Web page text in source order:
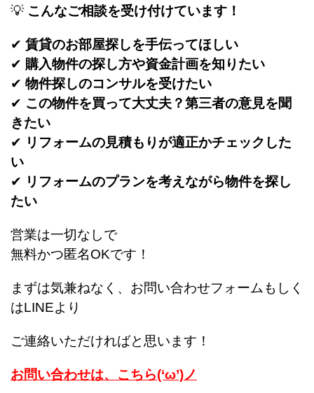
💡 こんなご相談を受け付けています！
✔ 賃貸のお部屋探しを手伝ってほしい
✔ 購入物件の探し方や資金計画を知りたい
✔ 物件探しのコンサルを受けたい
✔ この物件を買って大丈夫？第三者の意見を聞
きたい
✔ リフォームの見積もりが適正かチェックした
い
✔ リフォームのプランを考えながら物件を探し
たい
営業は一切なしで
無料かつ匿名OKです！
まずは気兼ねなく、お問い合わせフォームもしく
はLINEより
ご連絡いただければと思います！
お問い合わせは、こちら(‘ω’)ノ